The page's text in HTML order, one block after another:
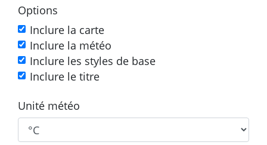
Options
Inclure la carte
Inclure la météo
Inclure les styles de base
Inclure le titre
Unité météo